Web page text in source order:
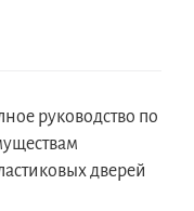
руководство по
дверей